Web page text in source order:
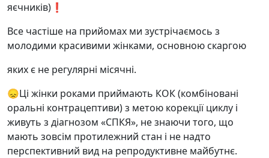
яєчників)❗️
Все частіше на прийомах ми зустрічаємось з
молодими красивими жінками, основною скаргою
яких є не регулярні місячні.
😞Ці жінки роками приймають КОК (комбіновані
оральні контрацептиви) з метою корекції циклу і
живуть з діагнозом «СПКЯ», не знаючи того, що
мають зовсім протилежний стан і не надто
перспективний вид на репродуктивне майбутнє.